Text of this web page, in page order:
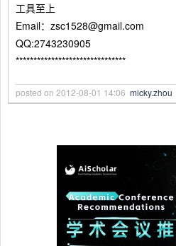
工具至上
Email：zsc1528@gmail.com
QQ:2743230905
*******************************
posted on 2012-08-01 14:06 micky.zhou